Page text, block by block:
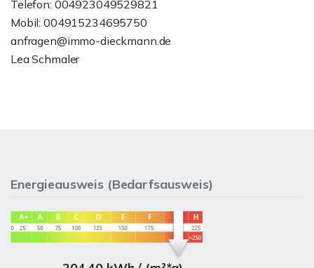
Telefon: 004923049529821
Mobil: 004915234695750
anfragen@immo-dieckmann.de
Lea Schmaler
Energieausweis (Bedarfsausweis)